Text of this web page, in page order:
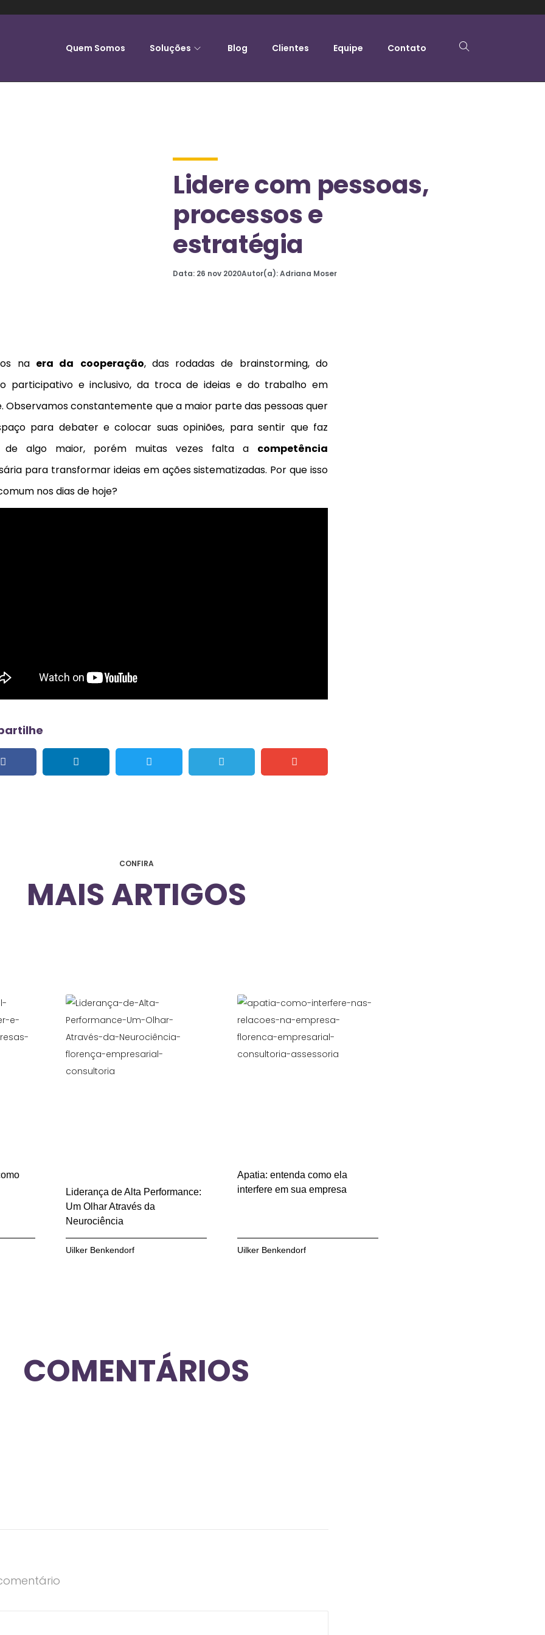
Quem Somos Soluções Blog Clientes Equipe Contato
Lidere com pessoas,
processos e
estratégia
Data: 26 nov 2020Autor(a):Adriana Moser
na era da cooperação, das rodadas de brainstorming, do
participativo e inclusivo, da troca de ideias e do trabalho em
Observamos constantemente que a maior parte das pessoas quer
para debater e colocar suas opiniões, para sentir que faz
de algo maior, porém muitas vezes falta a competência
para transformar ideias em ações sistematizadas. Por que isso
nos dias de hoje?
CONFIRA
MAIS ARTIGOS
Liderança de Alta Performance:
Um Olhar Através da
Neurociência
Uilker Benkendorf
Apatia: entenda como ela
interfere em sua empresa
Uilker Benkendorf
COMENTÁRIOS